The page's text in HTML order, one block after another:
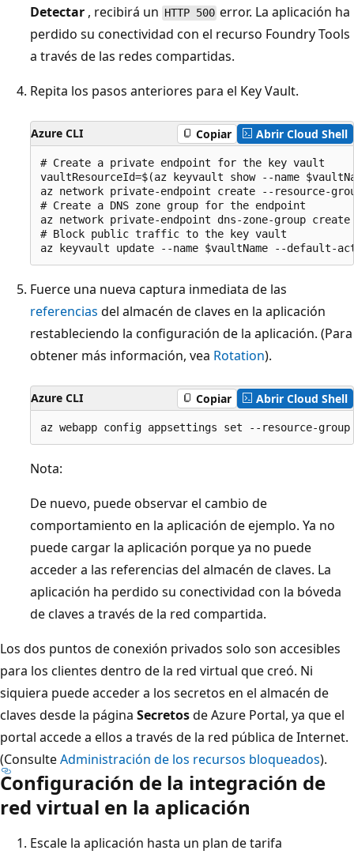
Detectar , recibirá un HTTP 500 error. La aplicación ha
perdido su conectividad con el recurso Foundry Tools
a través de las redes compartidas.
Repita los pasos anteriores para el Key Vault.
Azure CLI Copiar Abrir Cloud Shell
# Create a private endpoint for the key vault
vaultResourceId=$(az keyvault show --name
az network private-endpoint create --resource-
# Create a DNS zone group for the endpoint
az network private-endpoint dns-zone-group
# Block public traffic to the key vault
Fuerce una nueva captura inmediata de las
referencias del almacén de claves en la aplicación
restableciendo la configuración de la aplicación. (Para
obtener más información, vea Rotation).
Azure CLI Copiar Abrir Cloud Shell
Nota:
De nuevo, puede observar el cambio de
comportamiento en la aplicación de ejemplo. Ya no
puede cargar la aplicación porque ya no puede
acceder a las referencias del almacén de claves. La
aplicación ha perdido su conectividad con la bóveda
de claves a través de la red compartida.
Los dos puntos de conexión privados solo son accesibles
para los clientes dentro de la red virtual que creó. Ni
siquiera puede acceder a los secretos en el almacén de
claves desde la página Secretosde Azure Portal, ya que el
portal accede a ellos a través de la red pública de Internet.
(ConsulteAdministración de los recursos bloqueados).
Configuración de la integración de
red virtual en la aplicación
Escale la aplicación hasta un plan de tarifa